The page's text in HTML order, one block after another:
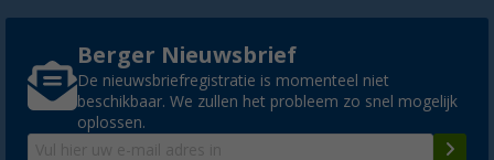
Berger Nieuwsbrief
De nieuwsbriefregistratie is momenteel niet
beschikbaar. We zullen het probleem zo snel mogelijk
oplossen.